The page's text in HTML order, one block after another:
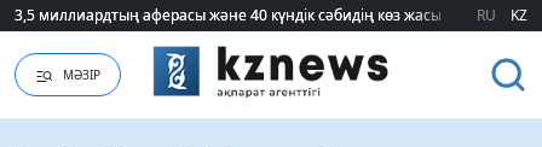
3,5 миллиардтың аферасы және 40 күндік сәбидің көз жасы:
3,5 миллиардтың аферасы және 40 күндік сәбидің көз жасы: RU KZ
МӘЗІР